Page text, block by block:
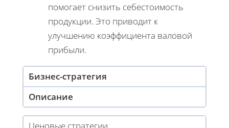
помогает снизить себестоимость
продукции. Это приводит к
улучшению коэффициента валовой
прибыли.
Бизнес-стратегия
Описание